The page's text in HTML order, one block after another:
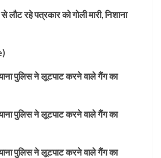
से लौट रहे पत्रकार को गोली मारी, निशाना
पुलिस ने लूटपाट करने वाले गैंग का
पुलिस ने लूटपाट करने वाले गैंग का
पुलिस ने लूटपाट करने वाले गैंग का